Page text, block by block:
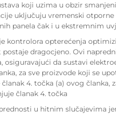
koji uzima u obzir
uključuju vremenski
panela čak i u ekstremnim
kontrolora opterećenja
postaje dragocjeno. Ovi
osiguravajući da sustavi
za sve proizvode koji se
4. točka (a) ovog članka,
članak 4. točka
u hitnim slučajevima